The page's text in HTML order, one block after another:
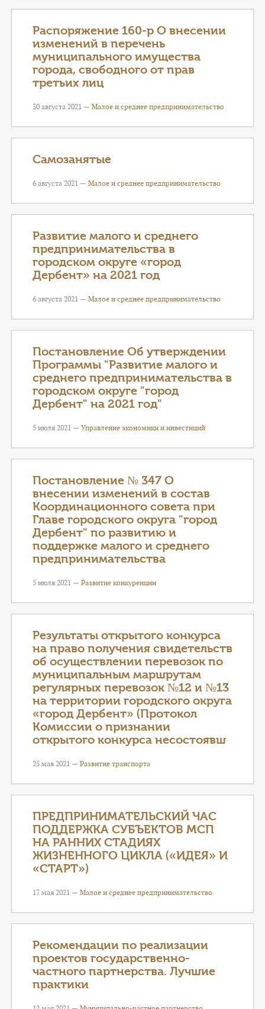
Распоряжение 160-р О внесении
изменений в перечень
муниципального имущества
города, свободного от прав
третьих лиц
30 августа 2021 — Малое и среднее предпринимательство
Самозанятые
6 августа 2021 — Малое и среднее предпринимательство
Развитие малого и среднего
предпринимательства в
городском округе «город
Дербент» на 2021 год
6 августа 2021 — Малое и среднее предпринимательство
Постановление Об утверждении
Программы "Развитие малого и
среднего предпринимательства в
городском округе "город
Дербент" на 2021 год"
5 июля 2021 — Управление экономики и инвестиций
Постановление № 347 О
внесении изменений в состав
Координационного совета при
Главе городского округа "город
Дербент" по развитию и
поддержке малого и среднего
предпринимательства
5 июля 2021 — Развитие конкуренции
Результаты открытого конкурса
на право получения свидетельств
об осуществлении перевозок по
муниципальным маршрутам
регулярных перевозок №12 и №13
на территории городского округа
«город Дербент» (Протокол
Комиссии о признании
открытого конкурса несостоявш
25 мая 2021 — Развитие транспорта
ПРЕДПРИНИМАТЕЛЬСКИЙ ЧАС
ПОДДЕРЖКА СУБЪЕКТОВ МСП
НА РАННИХ СТАДИЯХ
ЖИЗНЕННОГО ЦИКЛА («ИДЕЯ» И
«СТАРТ»)
17 мая 2021 — Малое и среднее предпринимательство
Рекомендации по реализации
проектов государственно-
частного партнерства. Лучшие
практики